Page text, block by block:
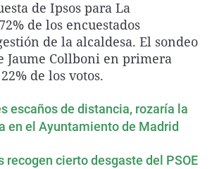
La rosa de los vientos
Gente viajera
Como el perro y el
Caso
Retornados
Equipo de
Extremadura
Galicia
La Rioja
País Vasco
Virales
Televisión
Elecciones
de Ipsos para La
de los encuestados
de la alcaldesa. El sondeo
Jaume Collboni en primera
de los votos.
escaños de distancia, rozaría la
en el Ayuntamiento de Madrid
recogen cierto desgaste del PSOE